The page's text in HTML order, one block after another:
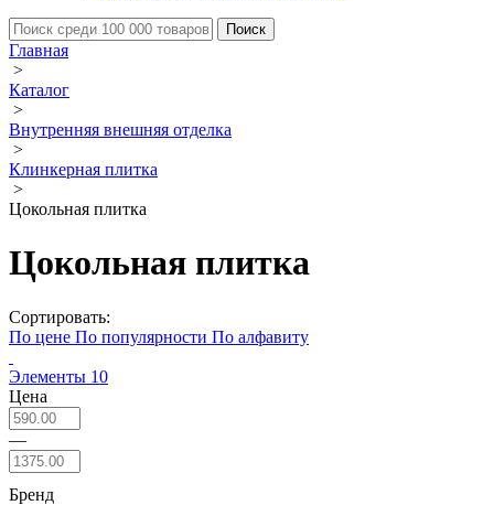
Главная
>
Каталог
>
Внутренняя внешняя отделка
>
Клинкерная плитка
>
Цокольная плитка
Цокольная плитка
Сортировать:
По цене По популярности По алфавиту
Элементы 10
Цена
—
Бренд